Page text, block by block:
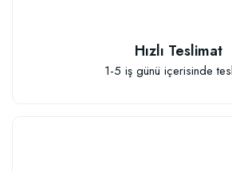
Hızlı Teslimat
1-5 iş günü içerisinde